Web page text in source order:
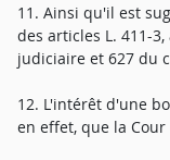
11. Ainsi qu'il est
des articles L. 411-
judiciaire et 627 du
12. L'intérêt d'une
en effet, que la